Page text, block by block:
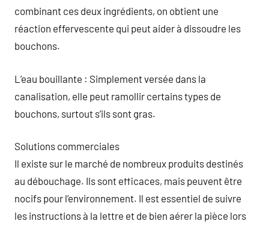
combinant ces deux ingrédients, on obtient une
réaction effervescente qui peut aider à dissoudre les
bouchons.
L’eau bouillante : Simplement versée dans la
canalisation, elle peut ramollir certains types de
bouchons, surtout s’ils sont gras.
Solutions commerciales
Il existe sur le marché de nombreux produits destinés
au débouchage. Ils sont efficaces, mais peuvent être
nocifs pour l’environnement. Il est essentiel de suivre
les instructions à la lettre et de bien aérer la pièce lors